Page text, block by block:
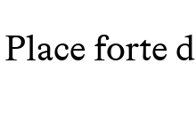
Place forte